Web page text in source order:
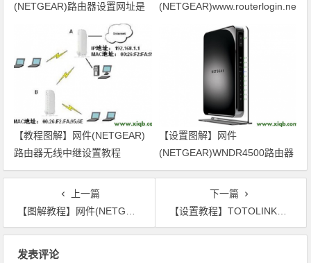
(NETGEAR)路由器设置网址是
(NETGEAR)www.routerlogin.net/
【教程图解】网件(NETGEAR)
路由器无线中继设置教程
【设置图解】网件
(NETGEAR)WNDR4500路由器
设置
上一篇
【图解教程】网件(NETGEAR)路由器怎么重置
下一篇
【设置教程】TOTOLINK路由器密码设置图文教程
发表评论